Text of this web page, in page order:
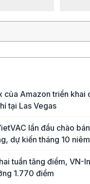
của Amazon triển khai
tại Las Vegas
lần đầu chào
dự kiến tháng 10
tuần tăng điểm, VN-
1.770 điểm